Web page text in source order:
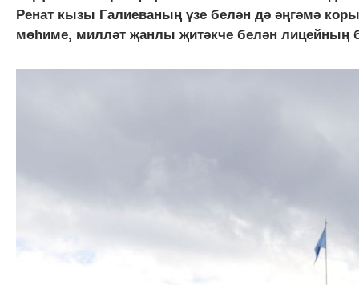
Ренат кызы Галиеваның үзе белән дә әңгәмә
мөһиме, милләт җанлы җитәкче белән лицейның